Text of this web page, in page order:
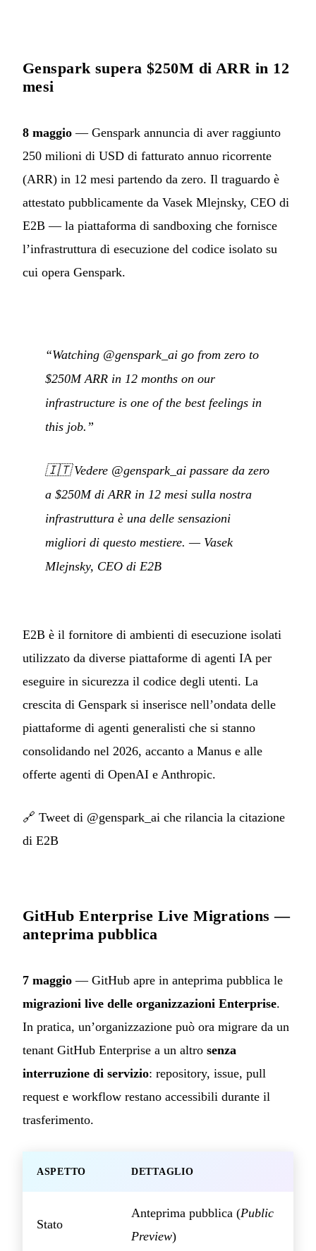
Genspark supera $250M di ARR in 12
mesi
8 maggio — Genspark annuncia di aver raggiunto
250 milioni di USD di fatturato annuo ricorrente
(ARR) in 12 mesi partendo da zero. Il traguardo è
attestato pubblicamente da Vasek Mlejnsky, CEO di
E2B — la piattaforma di sandboxing che fornisce
l’infrastruttura di esecuzione del codice isolato su
cui opera Genspark.
“Watching @genspark_ai go from zero to
$250M ARR in 12 months on our
infrastructure is one of the best feelings in
this job.”
🇮🇹Vedere @genspark_ai passare da zero
a $250M di ARR in 12 mesi sulla nostra
infrastruttura è una delle sensazioni
migliori di questo mestiere. — Vasek
Mlejnsky, CEO di E2B
E2B è il fornitore di ambienti di esecuzione isolati
utilizzato da diverse piattaforme di agenti IA per
eseguire in sicurezza il codice degli utenti. La
crescita di Genspark si inserisce nell’ondata delle
piattaforme di agenti generalisti che si stanno
consolidando nel 2026, accanto a Manus e alle
offerte agenti di OpenAI e Anthropic.
🔗 Tweet di @genspark_ai che rilancia la citazione
di E2B
GitHub Enterprise Live Migrations —
anteprima pubblica
7 maggio — GitHub apre in anteprima pubblica le
migrazioni live delle organizzazioni Enterprise.
In pratica, un’organizzazione può ora migrare da un
tenant GitHub Enterprise a un altro senza
interruzione di servizio: repository, issue, pull
request e workflow restano accessibili durante il
trasferimento.
ASPETTO DETTAGLIO
Stato
Anteprima pubblica (Public
Preview)